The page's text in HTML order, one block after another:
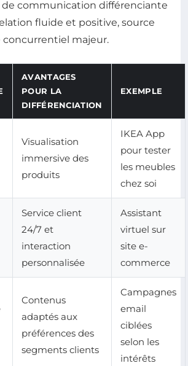
de communication différenciante
fluide et positive, source
concurrentiel majeur.
AVANTAGES
POUR LA
DIFFÉRENCIATION
EXEMPLE
Visualisation
immersive des
produits
IKEA App
pour tester
les meubles
chez soi
Service client
24/7 et
interaction
personnalisée
Assistant
virtuel sur
site e-
commerce
Contenus
adaptés aux
préférences des
segments clients
Campagnes
email
ciblées
selon les
intérêts